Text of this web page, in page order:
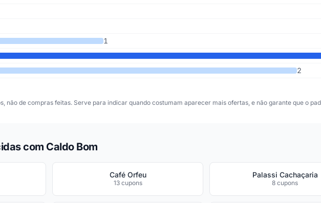
1
2
não de compras feitas. Serve para indicar quando costumam aparecer mais ofertas, e não garante que o
com Caldo Bom
Café Orfeu
13 cupons
Palassi Cachaçaria
8 cupons